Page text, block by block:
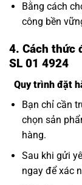
Bằng cách
công bền
4. Cách thức
SL 01 4924
Quy trình đặt
Bạn chỉ cần
chọn sản
hàng.
Sau khi gửi
ngay để xác